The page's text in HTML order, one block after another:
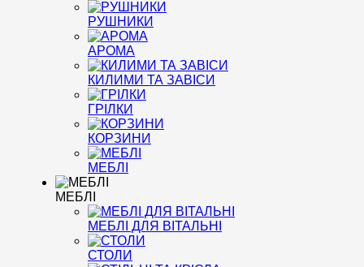
РУШНИКИ
АРОМА
КИЛИМИ ТА ЗАВІСИ
ГРІЛКИ
КОРЗИНИ
МЕБЛІ
МЕБЛІ
МЕБЛІ ДЛЯ ВІТАЛЬНІ
СТОЛИ